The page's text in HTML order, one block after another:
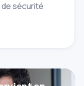
de sécurité